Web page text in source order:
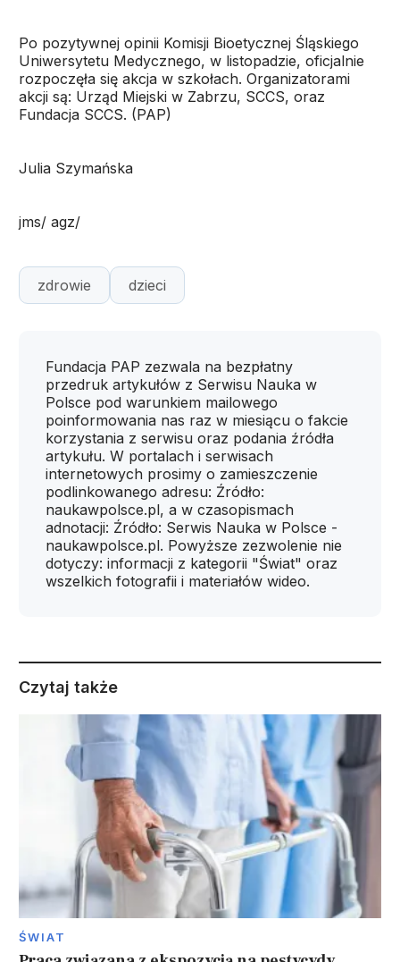
Po pozytywnej opinii Komisji Bioetycznej Śląskiego
Uniwersytetu Medycznego, w listopadzie, oficjalnie
rozpoczęła się akcja w szkołach. Organizatorami
akcji są: Urząd Miejski w Zabrzu, SCCS, oraz
Fundacja SCCS. (PAP)
Julia Szymańska
jms/ agz/
zdrowie dzieci
Fundacja PAP zezwala na bezpłatny
przedruk artykułów z Serwisu Nauka w
Polsce pod warunkiem mailowego
poinformowania nas raz w miesiącu o fakcie
korzystania z serwisu oraz podania źródła
artykułu. W portalach i serwisach
internetowych prosimy o zamieszczenie
podlinkowanego adresu: Źródło:
naukawpolsce.pl, a w czasopismach
adnotacji: Źródło: Serwis Nauka w Polsce -
naukawpolsce.pl. Powyższe zezwolenie nie
dotyczy: informacji z kategorii "Świat" oraz
wszelkich fotografii i materiałów wideo.
Czytaj także
ŚWIAT